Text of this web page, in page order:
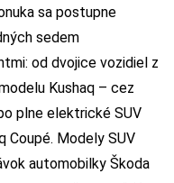
sa postupne
sedem
od dvojice vozidiel z
Kushaq – cez
plne elektrické SUV
Coupé. Modely SUV
automobilky Škoda